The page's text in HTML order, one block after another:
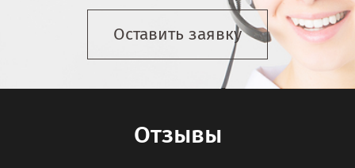
Оставить заявку
Отзывы